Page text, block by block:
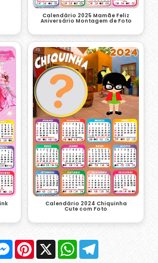
Calendário 2025 Mamãe Feliz
Aniversário Montagem de Foto
Calendário 2024 Chiquinha
Cute com Foto
Messenger
Pinterest
X WhatsApp